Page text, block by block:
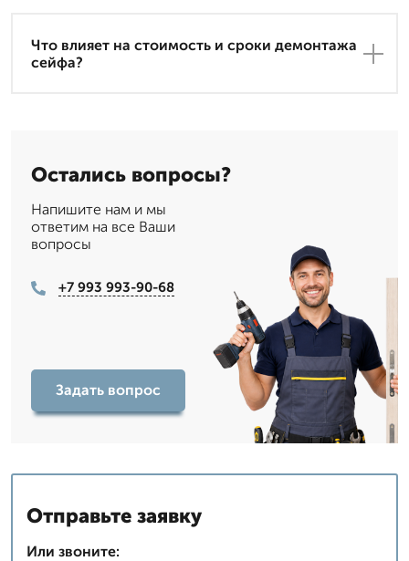
Что влияет на стоимость и сроки демонтажа
сейфа?
Остались вопросы?
Напишите нам и мы
ответим на все Ваши
вопросы
+7 993 993-90-68
Задать вопрос
Отправьте заявку
Или звоните: